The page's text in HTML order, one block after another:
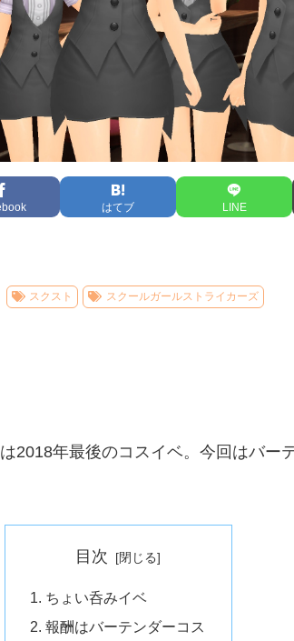
はてブ LINE
スクスト スクールガールストライカーズ
2018年最後のコスイベ。今回はバー
目次
ちょい呑みイベ
報酬はバーテンダーコス